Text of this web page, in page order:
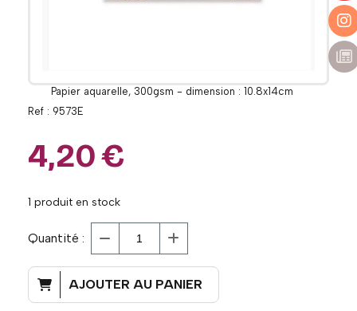
Papier aquarelle, 300gsm - dimension : 10.8x14cm
Ref : 9573E
4,20€
1 produit en stock
Quantité :
AJOUTER AU PANIER